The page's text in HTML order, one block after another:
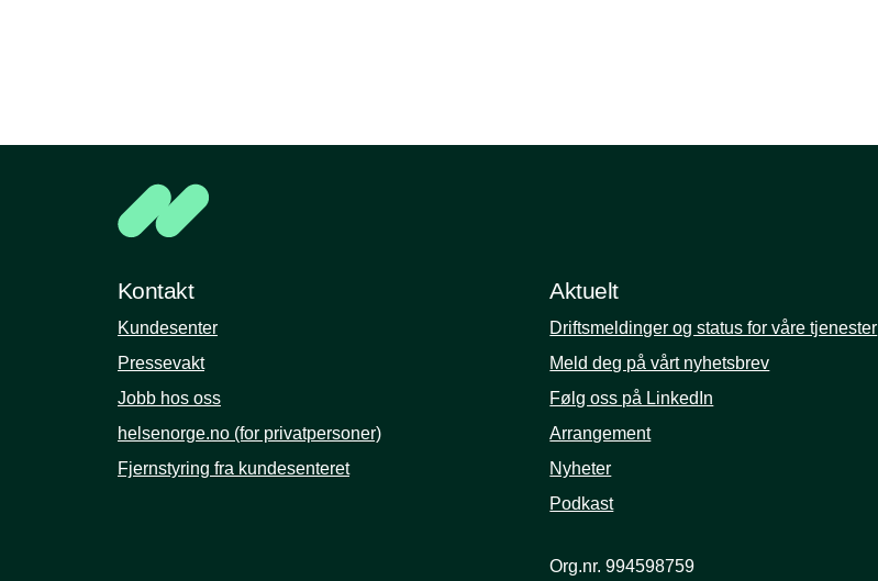
Kontakt
Kundesenter
Pressevakt
Jobb hos oss
helsenorge.no (for privatpersoner)
Fjernstyring fra kundesenteret
Aktuelt
Driftsmeldinger og status for våre tjenester
Meld deg på vårt nyhetsbrev
Følg oss på LinkedIn
Arrangement
Nyheter
Podkast
Org.nr. 994598759